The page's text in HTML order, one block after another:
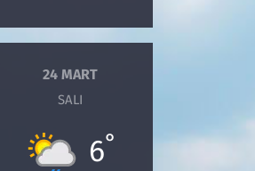
24 MART
SALI
6°